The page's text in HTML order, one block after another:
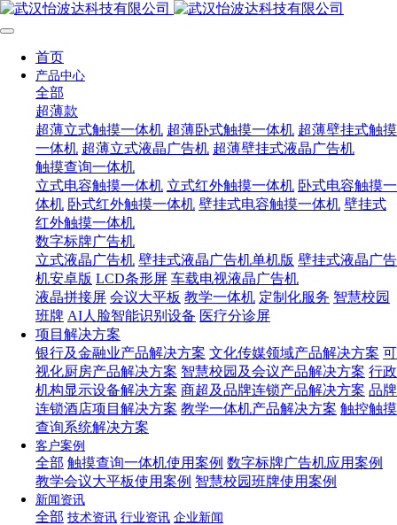
首页
产品中心
全部
超薄款
超薄立式触摸一体机 超薄卧式触摸一体机 超薄壁挂式触摸
一体机 超薄立式液晶广告机 超薄壁挂式液晶广告机
触摸查询一体机
立式电容触摸一体机 立式红外触摸一体机 卧式电容触摸一
体机 卧式红外触摸一体机 壁挂式电容触摸一体机 壁挂式
红外触摸一体机
数字标牌广告机
立式液晶广告机 壁挂式液晶广告机单机版 壁挂式液晶广告
机安卓版 LCD条形屏 车载电视液晶广告机
液晶拼接屏 会议大平板 教学一体机 定制化服务 智慧校园
班牌 AI人脸智能识别设备 医疗分诊屏
项目解决方案
银行及金融业产品解决方案 文化传媒领域产品解决方案 可
视化厨房产品解决方案 智慧校园及会议产品解决方案 行政
机构显示设备解决方案 商超及品牌连锁产品解决方案 品牌
连锁酒店项目解决方案 教学一体机产品解决方案 触控触摸
查询系统解决方案
客户案例
全部 触摸查询一体机使用案例 数字标牌广告机应用案例
教学会议大平板使用案例 智慧校园班牌使用案例
新闻资讯
全部 技术资讯 行业资讯 企业新闻